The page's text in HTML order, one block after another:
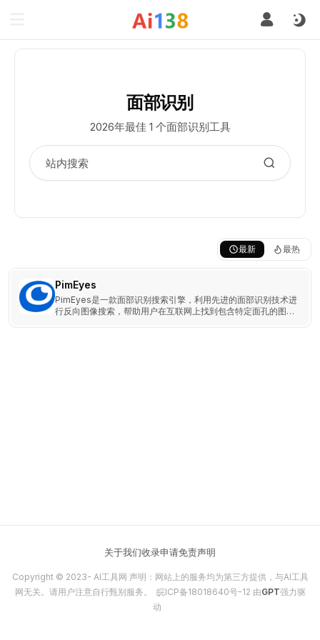
面部识别
2026年最佳 1 个面部识别工具
最新 最热
PimEyes
PimEyes是一款面部识别搜索引擎，利用先进的面部识别技术进
行反向图像搜索，帮助用户在互联网上找到包含特定面孔的图
关于我们收录申请免责声明
Copyright © 2023- AI工具网 声明：网站上的服务均为第三方提供，与AI工具
网无关。请用户注意自行甄别服务。 皖ICP备18018640号-12 由GPT强力驱
动